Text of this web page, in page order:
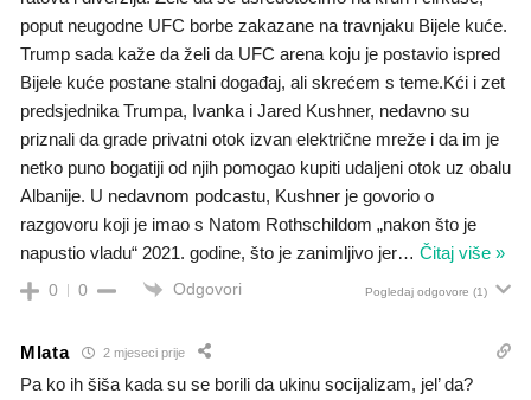
poput neugodne UFC borbe zakazane na travnjaku Bijele kuće.
Trump sada kaže da želi da UFC arena koju je postavio ispred
Bijele kuće postane stalni događaj, ali skrećem s teme.Kći i zet
predsjednika Trumpa, Ivanka i Jared Kushner, nedavno su
priznali da grade privatni otok izvan električne mreže i da im je
netko puno bogatiji od njih pomogao kupiti udaljeni otok uz obalu
Albanije. U nedavnom podcastu, Kushner je govorio o
razgovoru koji je imao s Natom Rothschildom „nakon što je
napustio vladu“ 2021. godine, što je zanimljivo jer… Čitaj više »
0 0 Odgovori Pogledaj odgovore (1)
Mlata 2 mjeseci prije
Pa ko ih šiša kada su se borili da ukinu socijalizam, jel’ da?